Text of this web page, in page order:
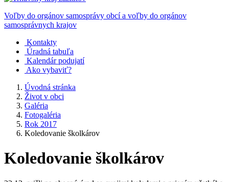
Voľby do orgánov samosprávy obcí a voľby do orgánov
samosprávnych krajov
Kontakty
Úradná tabuľa
Kalendár podujatí
Ako vybaviť?
Úvodná stránka
Život v obci
Galéria
Fotogaléria
Rok 2017
Koledovanie školkárov
Koledovanie školkárov